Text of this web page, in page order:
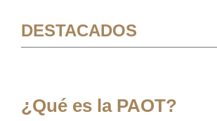
DESTACADOS
¿Qué es la PAOT?